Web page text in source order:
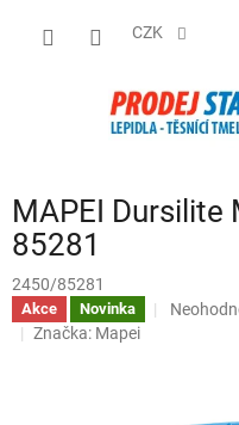
CZK
MAPEI
85281
2450/85281
Akce Novinka
Značka: Mapei